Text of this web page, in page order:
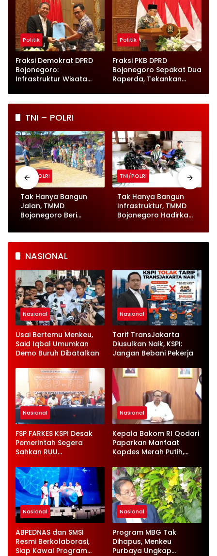
Politik
Fraksi Demokrat DPRD
Bojonegoro:
Infrastruktur Wisata
Politik
Fraksi PKB DPRD
Bojonegoro Sepakat Dua
Raperda, Tekankan
TNI – POLRI
TNI/POLRI
Tak Hanya Bangun
Jalan, TMMD
Bojonegoro Beri
untuk Ratusan Ternak
TNI/POLRI
Tak Hanya Bangun
Infrastruktur, TMMD
Bojonegoro Hadirkan
Prajurit Anyam Tikar
NASIONAL
Nasional
Usai Bertemu Menkeu,
Said Iqbal Umumkan
Demo Buruh Dibatalkan
Nasional
Tarif TransJakarta
Diusulkan Naik, KSPI:
Jangan Bebani Pekerja
Nasional
FSP FARKES KSPI Desak
Pemerintah Segera
Sahkan RUU
Nasional
Kepala Bakom RI Qodari
Paparkan Manfaat
Kopdes Merah Putih,
Kerja
Nasional
ABPEDNAS dan SMSI
Resmi Berkolaborasi,
Siap Kawal Program
Nasional
Program MBG Tak
Dihapus, Menkeu
Purbaya Ungkap